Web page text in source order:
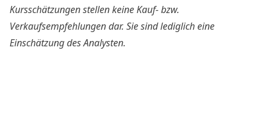
Kursschätzungen stellen keine Kauf- bzw.
Verkaufsempfehlungen dar. Sie sind lediglich eine
Einschätzung des Analysten.